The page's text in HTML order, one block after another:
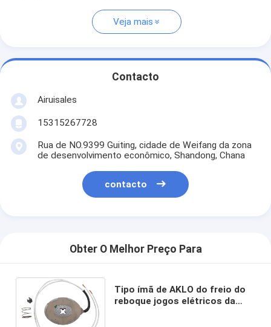
Veja mais
Contacto
Airuisales
15315267728
Rua de NO.9399 Guiting, cidade de Weifang da zona
de desenvolvimento econômico, Shandong, Chana
contacto
Obter O Melhor Preço Para
Tipo ímã de AKLO do freio do
reboque jogos elétricos da